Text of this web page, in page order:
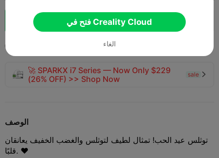
تعزيز 146 133

🚀 SPARKX i7 Series — Now Only $229
(26% OFF) >> Shop Now
sale 
الوصف
توثلس عيد الحب! تمثال لطيف لتوثلس والغضب الخفيف يعانقان
قلبًا. ❤
فتح في Creality Cloud
الغاء